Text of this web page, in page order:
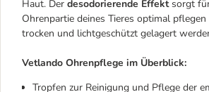
Haut. Der desodorierende Effekt sorgt
Ohrenpartie deines Tieres optimal
trocken und lichtgeschützt gelagert
Vetlando Ohrenpflege im Überblick:
Tropfen zur Reinigung und Pflege der